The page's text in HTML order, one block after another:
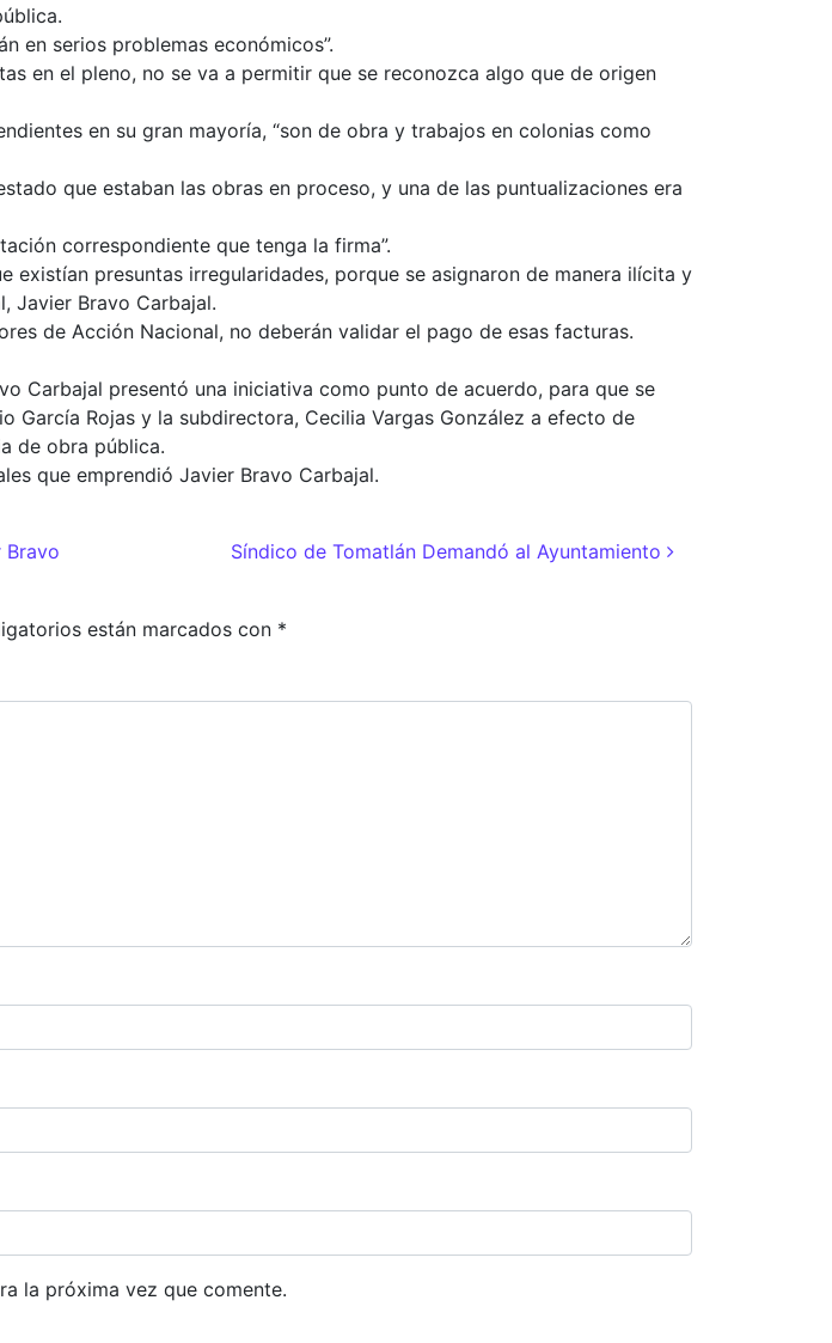
en serios problemas económicos”.
en el pleno, no se va a permitir que se reconozca algo que de origen
en su gran mayoría, “son de obra y trabajos en colonias como
que estaban las obras en proceso, y una de las puntualizaciones era
correspondiente que tenga la firma”.
presuntas irregularidades, porque se asignaron de manera ilícita y
Javier Bravo Carbajal.
de Acción Nacional, no deberán validar el pago de esas facturas.
Carbajal presentó una iniciativa como punto de acuerdo, para que se
Rojas y la subdirectora, Cecilia Vargas González a efecto de
de obra pública.
que emprendió Javier Bravo Carbajal.
Bravo Síndico de Tomatlán Demandó al Ayuntamiento
están marcados con *
la próxima vez que comente.